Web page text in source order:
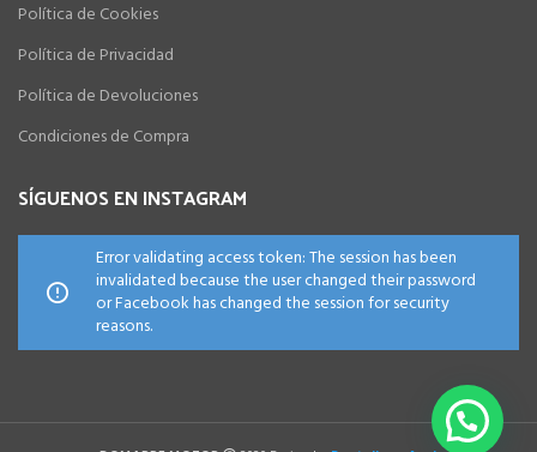
Política de Cookies
Política de Privacidad
Política de Devoluciones
Condiciones de Compra
SÍGUENOS EN INSTAGRAM
Error validating access token: The session has been
invalidated because the user changed their password
or Facebook has changed the session for security
reasons.